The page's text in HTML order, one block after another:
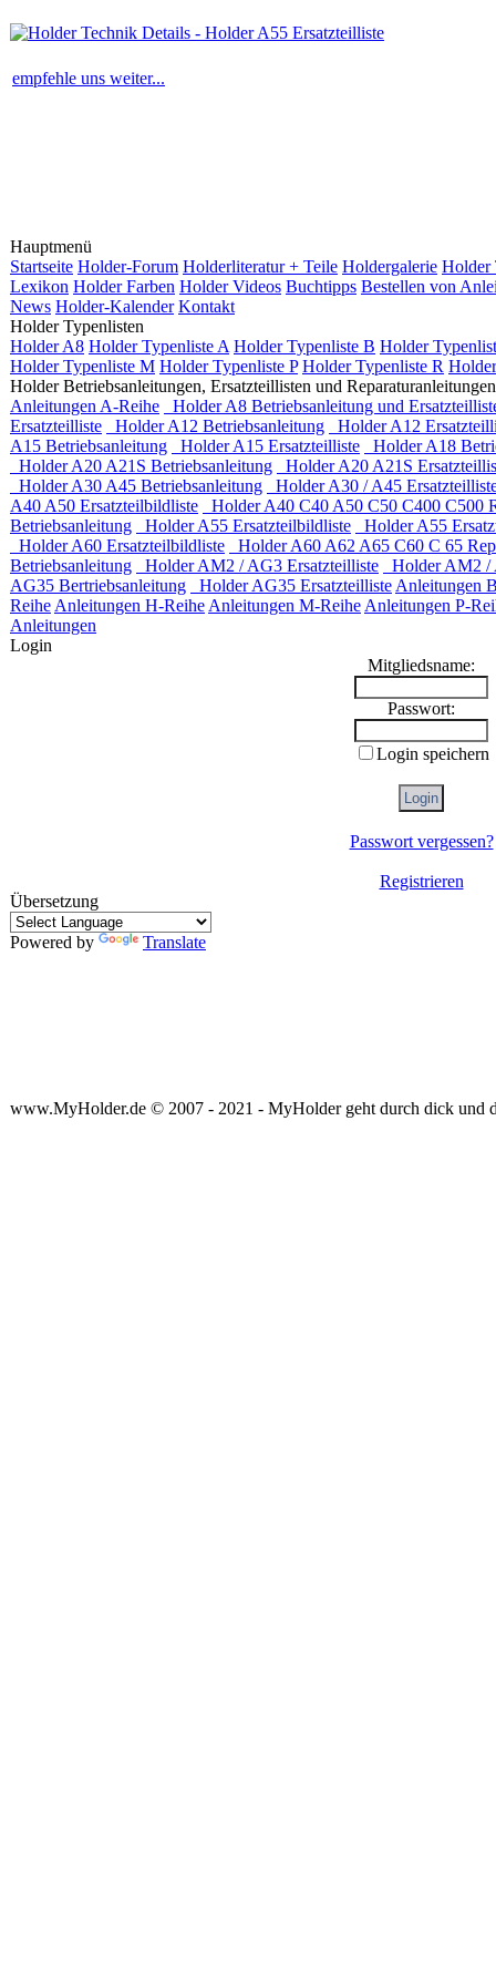
empfehle uns weiter...
Hauptmenü
Startseite Holder-Forum Holderliteratur + Teile Holdergalerie Holder
Lexikon Holder Farben Holder Videos Buchtipps Bestellen von
News Holder-Kalender Kontakt
Holder Typenlisten
Holder A8 Holder Typenliste A Holder Typenliste B Holder
Holder Typenliste M Holder Typenliste P Holder Typenliste R
Holder Betriebsanleitungen, Ersatzteillisten und Reparaturanleitungen
Anleitungen A-Reihe
Holder A8 Betriebsanleitung und
Ersatzteilliste
Holder A12 Betriebsanleitung
Holder A12
A15 Betriebsanleitung
Holder A15 Ersatzteilliste
Holder A18
Holder A20 A21S Betriebsanleitung
Holder A20 A21S
Holder A30 A45 Betriebsanleitung
Holder A30 / A45
A40 A50 Ersatzteilbildliste
Holder A40 C40 A50 C50 C400 C500
Betriebsanleitung
Holder A55 Ersatzteilbildliste
Holder A55
Holder A60 Ersatzteilbildliste
Holder A60 A62 A65 C60 C 65
Betriebsanleitung
Holder AM2 / AG3 Ersatzteilliste
Holder AM2 /
AG35 Bertriebsanleitung
Holder AG35 Ersatzteilliste Anleitungen
Reihe Anleitungen H-Reihe Anleitungen M-Reihe Anleitungen P-
Anleitungen
Login
Mitgliedsname:
Passwort:
Login speichern
Passwort vergessen?
Registrieren
Übersetzung
Powered by Translate
www.MyHolder.de © 2007 - 2021 - MyHolder geht durch dick und